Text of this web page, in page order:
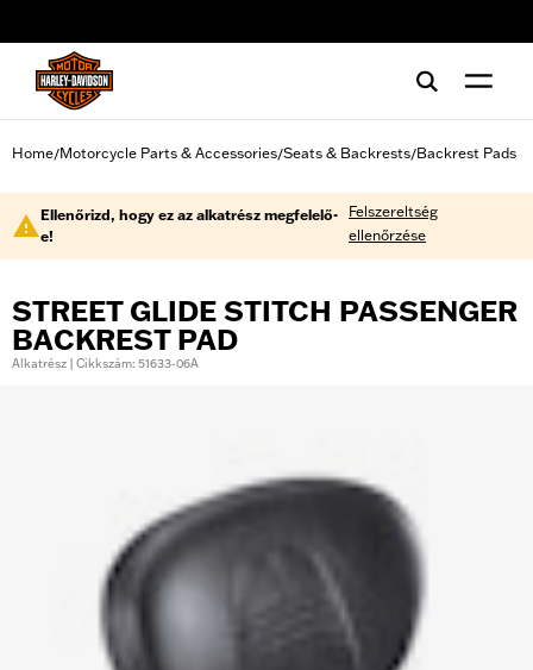
Home/Motorcycle Parts & Accessories/Seats & Backrests/Backrest Pads
Ellenőrizd, hogy ez az alkatrész megfelelő-
e!
Felszereltség
ellenőrzése
STREET GLIDE STITCH PASSENGER
BACKREST PAD
Alkatrész | Cikkszám: 51633-06A